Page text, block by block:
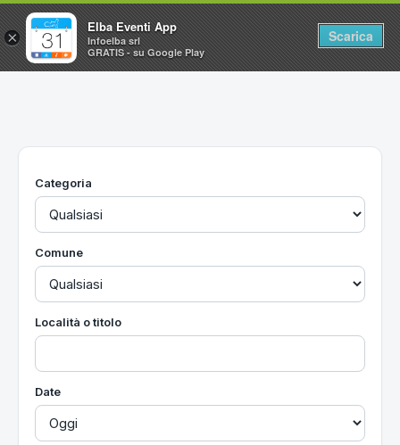
Home
Utilità
Categoria
Comune
Località o titolo
Date
×
Elba Eventi App
Infoelba srl
GRATIS - su Google Play
Scarica